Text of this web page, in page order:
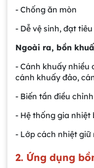
- Chống ăn mòn
- Dễ vệ sinh, đạt
Ngoài ra, bồn
- Cánh khuấy nhiều
cánh khuấy đảo,
- Biến tần điều
- Hệ thống gia
- Lớp cách nhiệt giữ
2. Ứng dụng